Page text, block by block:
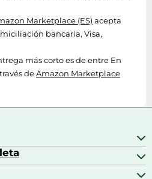
Marketplace (ES) acepta
bancaria, Visa,
más corto es de entre En
deAmazon Marketplace